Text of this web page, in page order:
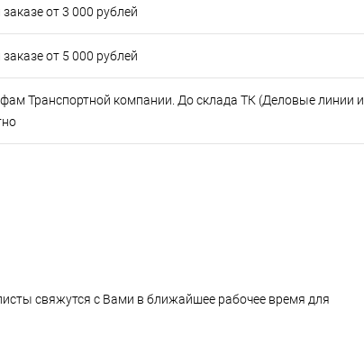
от 3 000 рублей
от 5 000 рублей
Транспортной компании. До склада ТК (Деловые линии и
свяжутся с Вами в ближайшее рабочее время для